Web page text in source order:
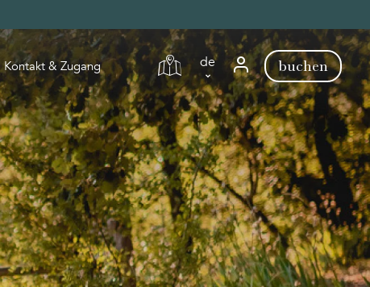
Kontakt & Zugang de
de
en
fr
nl
buchen